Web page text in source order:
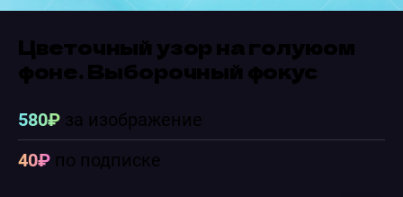
Цветочный узор на голуюом
фоне. Выборочный фокус
580₽за изображение
40₽по подписке